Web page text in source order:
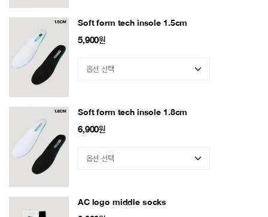
Soft form tech insole 1.5cm
5,900원
Soft form tech insole 1.8cm
6,900원
AC logo middle socks